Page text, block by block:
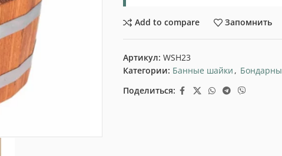
Add to compare Запомнить
Артикул: WSH23
Категории: Банные шайки ,
Поделиться: